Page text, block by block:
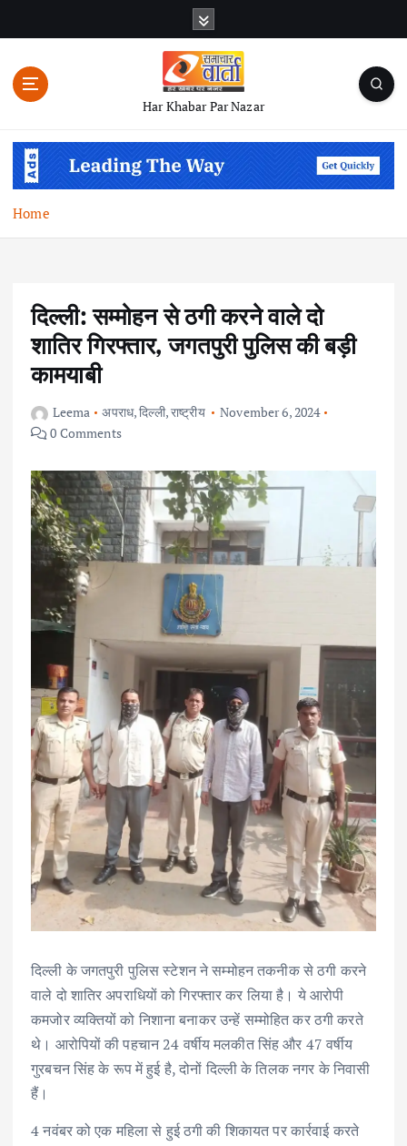
n
Har Khabar Par Nazar
Home
दिल्ली: सम्मोहन से ठगी करने वाले दो
शातिर गिरफ्तार, जगतपुरी पुलिस की बड़ी
कामयाबी
Leema अपराध,दिल्ली,राष्ट्रीय
November 6, 2024
0 Comments
दिल्ली के जगतपुरी पुलिस स्टेशन ने सम्मोहन तकनीक से ठगी करने
वाले दो शातिर अपराधियों को गिरफ्तार कर लिया है। ये आरोपी
कमजोर व्यक्तियों को निशाना बनाकर उन्हें सम्मोहित कर ठगी करते
थे। आरोपियों की पहचान 24 वर्षीय मलकीत सिंह और 47 वर्षीय
गुरबचन सिंह के रूप में हुई है, दोनों दिल्ली के तिलक नगर के निवासी
हैं।
4 नवंबर को एक महिला से हुई ठगी की शिकायत पर कार्रवाई करते